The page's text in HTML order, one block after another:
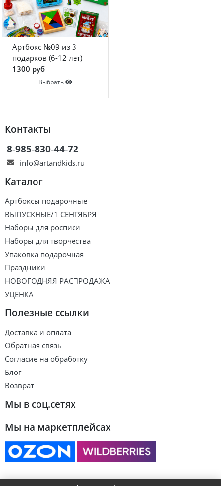
Артбокс №09 из 3
подарков (6-12 лет)
1300 руб
Выбрать
Контакты
8-985-830-44-72
info@artandkids.ru
Каталог
Артбоксы подарочные
ВЫПУСКНЫЕ/1 СЕНТЯБРЯ
Наборы для росписи
Наборы для творчества
Упаковка подарочная
Праздники
НОВОГОДНЯЯ РАСПРОДАЖА
УЦЕНКА
Полезные ссылки
Доставка и оплата
Обратная связь
Согласие на обработку
Блог
Возврат
Мы в соц.сетях
Мы на маркетплейсах